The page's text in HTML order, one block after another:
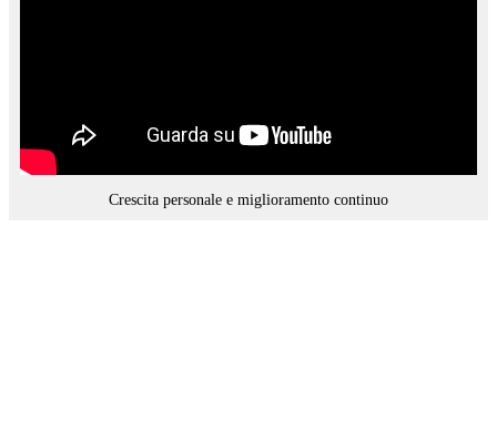
Crescita personale e miglioramento continuo